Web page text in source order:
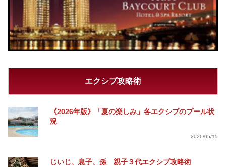
エクシブ攻略術
《2026年版》「夏の楽しみ」各エクシブのプール状
況
2026/05/15
じいじ、息子、孫 親子３代エクシブ攻略術